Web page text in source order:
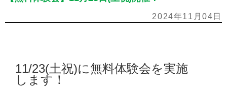
2024年11月04日
11/23(土祝)に無料体験会を実施
します！